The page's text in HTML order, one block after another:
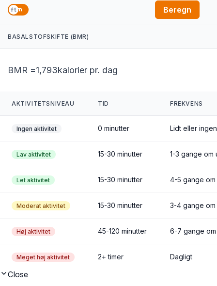
Beregn
BASALSTOFSKIFTE (BMR)
BMR =1,793kalorier pr. dag
AKTIVITETSNIVEAU TID FREKVENS
Ingen aktivitet 0 minutter Lidt eller
Lav aktivitet 15-30 minutter 1-3 gange om
Let aktivitet 15-30 minutter 4-5 gange
Moderat aktivitet 15-30 minutter 3-4 gange
Høj aktivitet 45-120 minutter 6-7 gange
Meget høj aktivitet 2+ timer Dagligt
Close